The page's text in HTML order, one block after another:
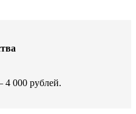
4 000 рублей.